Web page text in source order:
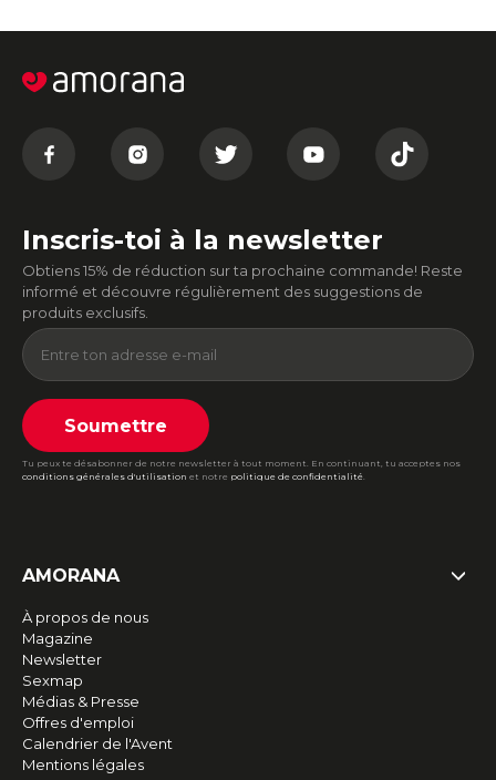
Inscris-toi à la newsletter
Obtiens 15% de réduction sur ta prochaine commande! Reste
informé et découvre régulièrement des suggestions de
produits exclusifs.
Soumettre
Tu peux te désabonner de notre newsletter à tout moment. En continuant, tu acceptes nos
conditions générales d'utilisation et notre politique de confidentialité.
AMORANA
À propos de nous
Magazine
Newsletter
Sexmap
Médias & Presse
Offres d'emploi
Calendrier de l'Avent
Mentions légales